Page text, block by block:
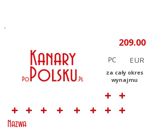
PC
za cały okres
wynajmu
Nazwa